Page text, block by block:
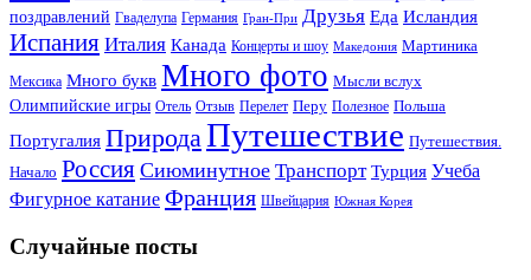
поздравлений Гваделупа Германия Гран-При Друзья Еда Исландия
Испания Италия Канада Концерты и шоу Македония Мартиника
Мексика Много букв Много фото Мысли вслух
Олимпийские игры Отель Отзыв Перелет Перу Полезное Польша
Португалия ПриродаПутешествие Путешествия.
Начало Россия Сиюминутное Транспорт Турция Учеба
Фигурное катание Франция Швейцария Южная Корея
Случайные посты